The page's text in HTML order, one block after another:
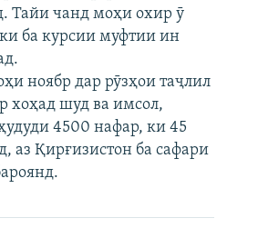
RFE/RL
Тайи чанд моҳи охир ӯ
ба курсии муфтии ин
ноябр дар рӯзҳои таҷлил
хоҳад шуд ва имсол,
4500 нафар, ки 45
аз Қирғизистон ба сафари